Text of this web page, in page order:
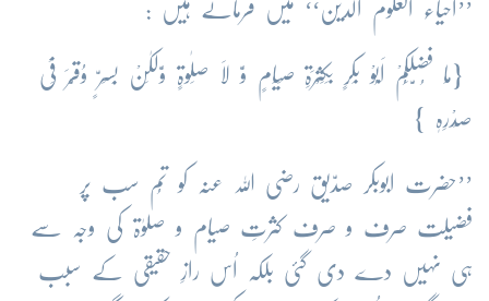
’’احیاء العلوم الدین‘‘ میں فرماتے ہیں :
{مَا فُضِّلَکُمْ اَبُوْ بَکرٍ بِکَثْرَۃِ صَیَامٍ وَّ لاَ صَلٰوۃٍ وَّلٰکِنْ بِسِرٍّ وُقِّرَ فِیْ
صَدْرِہٖ }
’’حضرت ابوبکر صدّیق رضی اللہ عنہ کو تُم سب پر
فضیلت صرف و صرف کثرتِ صیام و صلوٰۃ کی وجہ سے
ہی نہیں دے دی گئی بلکہ اُس رازِ حقیقی کے سبب